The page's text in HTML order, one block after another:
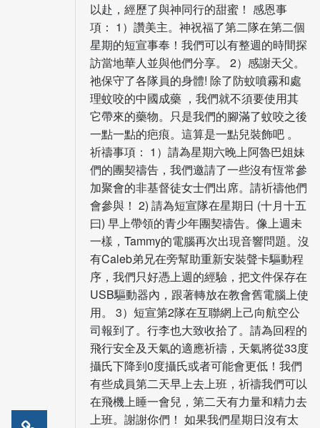
以赴，經歷了與神同行的甜蜜！ 感恩事
項： 1）讚美主。神祝福了第二隊在第二個
星期的短宣事奉！我們可以有整週的時間探
訪當地華人並與他們分享。 2）感謝天父。
祂保守了各隊員的身體! 除了防蚊噴霧和處
理蚊咬的中國成藥 ，我們就不須要使用其
它帶來的藥物。只是我們的腳滿了蚊咬之後
一點一點的疤痕。這算是一點兒裝飾吧 。
祈禱事項： 1）請為星期六晚上阿魯巴姐妹
們的團契禱告，我們邀請了一些沒有恆常參
加聚會的非基督徒女士們出席。請祈禱他們
會參與！ 2) 請為短宣隊在星期日 (十月十五
曰) 早上帶領的青少年團契禱告。像上週未
一樣，Tammy的電腦再次出現音響問題。沒
有Caleb弟兄在旁幫助重新安裝聲卡驅動程
序，我們只好憑上週的經驗，把文件保存在
USB驅動器內，跟著轉放在教會舊電腦上使
用。 3）短宣第2隊在互聯網上己向航空公
司報到了。行李也大致收拾了。請為回程的
飛行安全及天氣的適應祈禱，天氣將從33度
攝氏下降到0度攝氏或者可能會更低！我們
有些成員第二天早上去上班，祈禱我們可以
在飛機上睡一會兒，第二天有力量和精力去
上班。謝謝你們！ 如果我們星期日沒有太